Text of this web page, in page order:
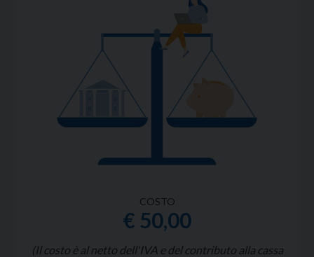
COSTO
€ 50,00
(Il costo è al netto dell'IVA e del contributo alla cassa